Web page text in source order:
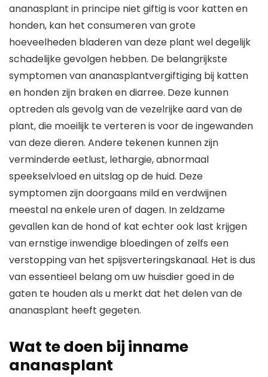
ananasplant in principe niet giftig is voor katten en
honden, kan het consumeren van grote
hoeveelheden bladeren van deze plant wel degelijk
schadelijke gevolgen hebben. De belangrijkste
symptomen van ananasplantvergiftiging bij katten
en honden zijn braken en diarree. Deze kunnen
optreden als gevolg van de vezelrijke aard van de
plant, die moeilijk te verteren is voor de ingewanden
van deze dieren. Andere tekenen kunnen zijn
verminderde eetlust, lethargie, abnormaal
speekselvloed en uitslag op de huid. Deze
symptomen zijn doorgaans mild en verdwijnen
meestal na enkele uren of dagen. In zeldzame
gevallen kan de hond of kat echter ook last krijgen
van ernstige inwendige bloedingen of zelfs een
verstopping van het spijsverteringskanaal. Het is dus
van essentieel belang om uw huisdier goed in de
gaten te houden als u merkt dat het delen van de
ananasplant heeft gegeten.
Wat te doen bij inname
ananasplant